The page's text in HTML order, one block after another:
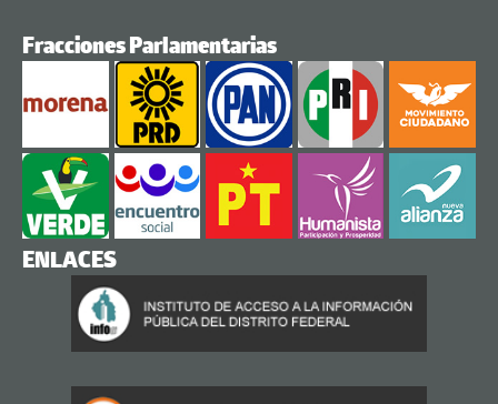
Fracciones Parlamentarias
ENLACES